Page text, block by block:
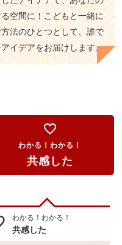
空間に！こどもと一緒に
法のひとつとして、誰で
イデアをお届けします。
favorite_border
わかる！わかる！
共感した
わかる！わかる！
共感した